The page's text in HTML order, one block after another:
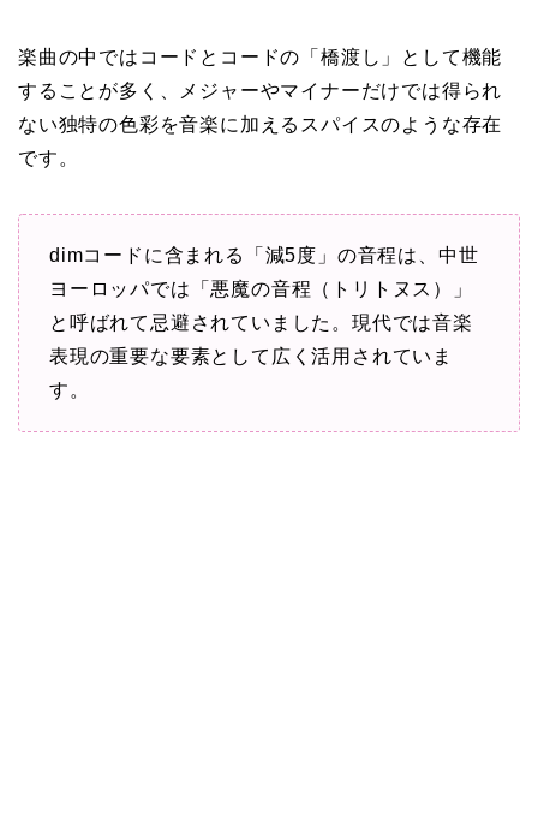
楽曲の中ではコードとコードの「橋渡し」として機能
することが多く、メジャーやマイナーだけでは得られ
ない独特の色彩を音楽に加えるスパイスのような存在
です。
dimコードに含まれる「減5度」の音程は、中世
ヨーロッパでは「悪魔の音程（トリトヌス）」
と呼ばれて忌避されていました。現代では音楽
表現の重要な要素として広く活用されていま
す。